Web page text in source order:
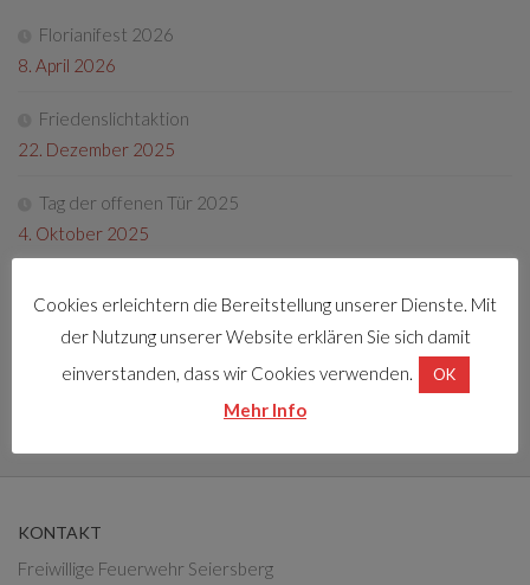
Florianifest 2026
8. April 2026
Friedenslichtaktion
22. Dezember 2025
Tag der offenen Tür 2025
4. Oktober 2025
13. Mai 2025
Florianifest 2025
KONTAKT
Freiwillige Feuerwehr Seiersberg
Cookies erleichtern die Bereitstellung unserer Dienste. Mit
der Nutzung unserer Website erklären Sie sich damit
einverstanden, dass wir Cookies verwenden.
OK
Mehr Info